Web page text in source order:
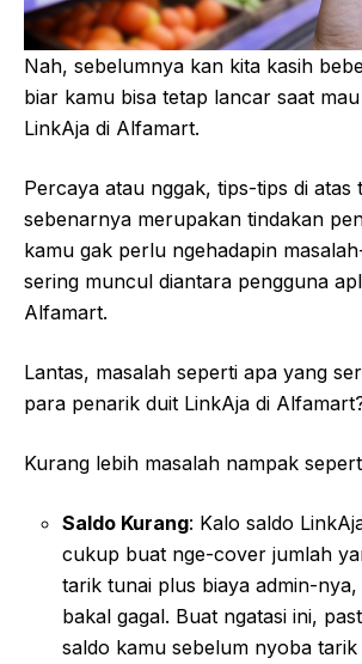
Nah, sebelumnya kan kita kasih
biar kamu bisa tetap lancar saat
LinkAja di Alfamart.
Percaya atau nggak, tips-tips di atas
sebenarnya merupakan tindakan
kamu gak perlu ngehadapin
sering muncul diantara pengguna
Alfamart.
Lantas, masalah seperti apa yang
para penarik duit LinkAja di
Kurang lebih masalah nampak
Saldo Kurang: Kalo saldo
cukup buat nge-cover jumlah
tarik tunai plus biaya admin-
bakal gagal. Buat ngatasi ini,
saldo kamu sebelum nyoba tarik